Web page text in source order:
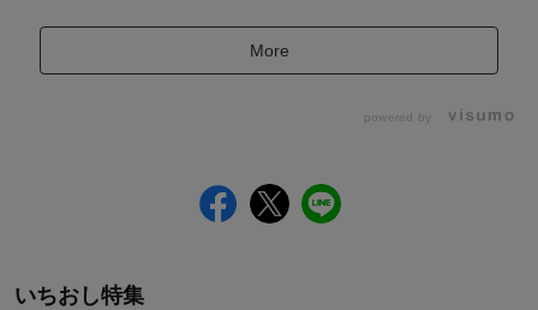
More
powered by
いちおし特集